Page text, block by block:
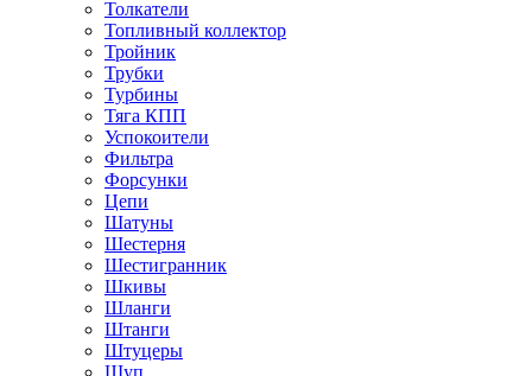
Толкатели
Топливный коллектор
Тройник
Трубки
Турбины
Тяга КПП
Успокоители
Фильтра
Форсунки
Цепи
Шатуны
Шестерня
Шестигранник
Шкивы
Шланги
Штанги
Штуцеры